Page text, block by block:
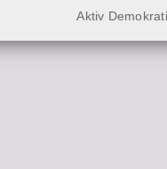
Aktiv Demokrati